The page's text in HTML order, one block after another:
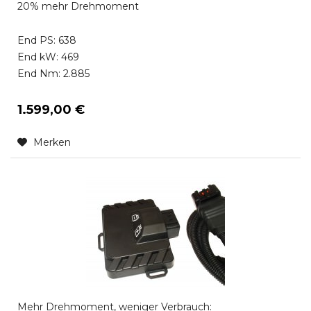
20% mehr Drehmoment
End PS: 638
End kW: 469
End Nm: 2.885
1.599,00 €
Merken
Mehr Drehmoment, weniger Verbrauch: